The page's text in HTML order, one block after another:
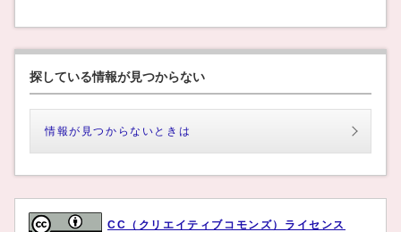
探している情報が見つからない
情報が見つからないときは
CC（クリエイティブコモンズ）ライセンス